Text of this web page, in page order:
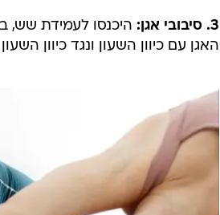
3. סיבובי אגן:
היכנסו לעמידת שש,
האגן עם כיוון השעון ונגד כיוון השעון (6 חזרות לכל